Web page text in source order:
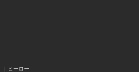
ヒーロー